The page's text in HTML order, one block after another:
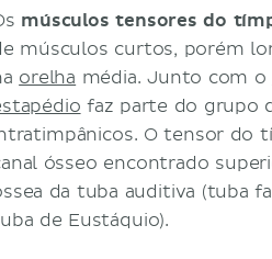
músculos tensores do
músculos curtos, porém
orelha média. Junto com o
faz parte do grupo
O tensor do
ósseo encontrado
da tuba auditiva (tuba
de Eustáquio).